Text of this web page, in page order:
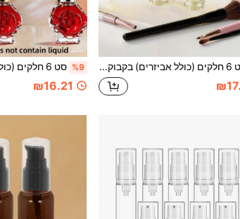
סט 6 חלקים (כולל אביזרים) בקבוק בושם וינטג' למילוי 0.53oz/15ml בקבוק זכוכית ריק בקבוק ספריי מתנה לחתונה קישוט לרכב סט 6 חלקים (כולל אביזרים) ראש ספריי מאלומיניום מצופה אלקטרולית, %9
₪16.21